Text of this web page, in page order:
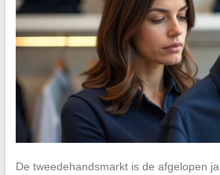
De tweedehandsmarkt is de afgelopen